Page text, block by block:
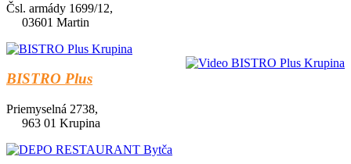
Čsl. armády 1699/12,
03601 Martin
BISTRO Plus
Priemyselná 2738,
963 01 Krupina